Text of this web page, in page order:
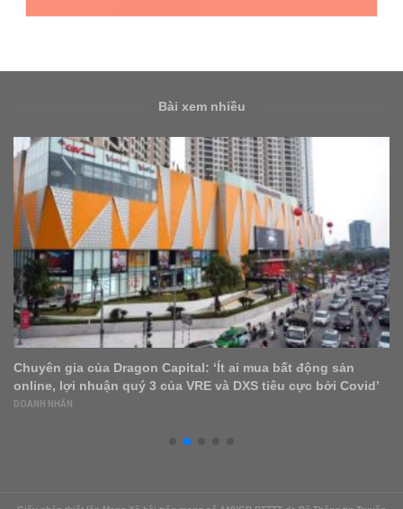
Bài xem nhiều
Tin tức xây dựng, bất động sản hôm nay 30/8
BẤT ĐỘNG SẢN ,FEATURED